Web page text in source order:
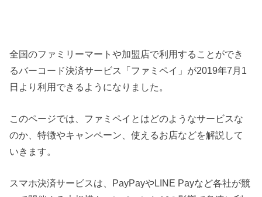
全国のファミリーマートや加盟店で利用することができ
るバーコード決済サービス「ファミペイ」が2019年7月1
日より利用できるようになりました。
このページでは、ファミペイとはどのようなサービスな
のか、特徴やキャンペーン、使えるお店などを解説して
いきます。
スマホ決済サービスは、PayPayやLINE Payなど各社が競